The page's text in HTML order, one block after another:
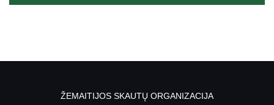
ŽEMAITIJOS SKAUTŲ ORGANIZACIJA